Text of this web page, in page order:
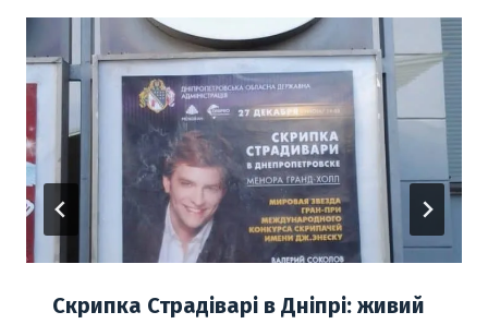
Скрипка Страдіварі в Дніпрі: живий